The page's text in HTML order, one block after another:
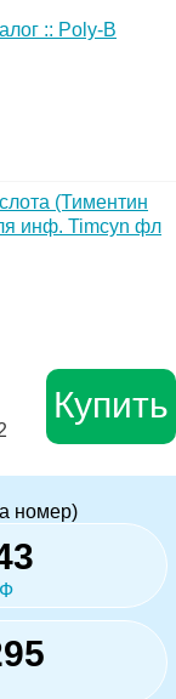
:: Poly-B
(Тиментин
инф. Timcyn фл
Купить
номер)